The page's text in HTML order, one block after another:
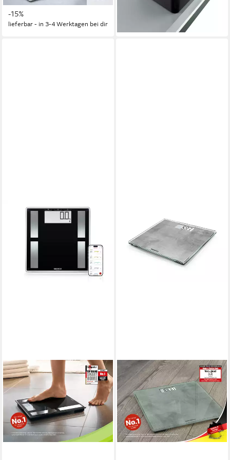
-15%
lieferbar - in 3-4 Werktagen bei dir
Sicherheitsglas bis 180kg
lieferbar - in 2-3 Werktagen bei dir